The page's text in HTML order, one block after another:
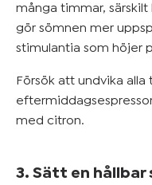
många timmar, särskilt
gör sömnen mer
stimulantia som höjer
Försök att undvika alla
med citron.
3. Sätt en